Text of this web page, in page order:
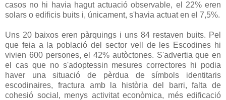
casos no hi havia hagut actuació observable, el 22% eren
solars o edificis buits i, únicament, s'havia actuat en el 7,5%.
Uns 20 baixos eren pàrquings i uns 84 restaven buits. Pel
que feia a la població del sector vell de les Escodines hi
vivien 600 persones, el 42% autòctones. S'advertia que en
el cas que no s'adoptessin mesures correctores hi podia
haver una situació de pèrdua de símbols identitaris
escodinaires, fractura amb la història del barri, falta de
cohesió social, menys activitat econòmica, més edificació